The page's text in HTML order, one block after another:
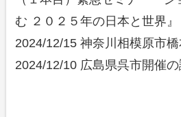
む ２０２５年の日本と世界』
2024/12/15 神奈川相模原市橋
2024/12/10 広島県呉市開催の